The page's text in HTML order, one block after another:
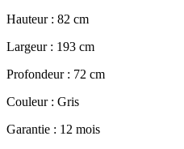
Hauteur : 82 cm
Largeur : 193 cm
Profondeur : 72 cm
Couleur : Gris
Garantie : 12 mois